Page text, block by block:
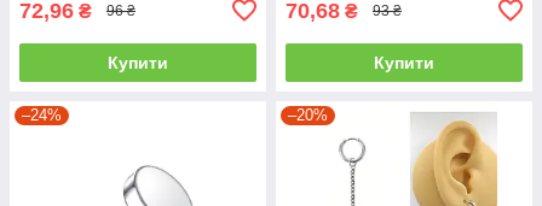
72,96 ₴ 96 ₴
Купити
70,68 ₴ 93 ₴
Купити
–24% –20%